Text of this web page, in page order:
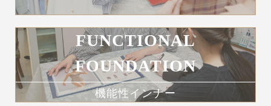
FUNCTIONAL
FOUNDATION
機能性インナー